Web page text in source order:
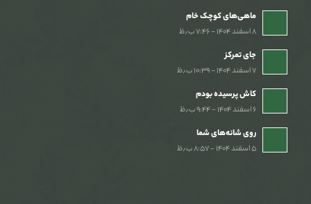
ماهی‌های کوچک خام
۸ اسفند ۱۴۰۴ - ۷:۴۶ ب٫ظ
جای تمرکز
۷ اسفند ۱۴۰۴ - ۱۰:۳۹ ب٫ظ
کاش پرسیده بودم
۶ اسفند ۱۴۰۴ - ۹:۴۴ ب٫ظ
روی شانه‌های شما
۵ اسفند ۱۴۰۴ - ۸:۵۷ ب٫ظ